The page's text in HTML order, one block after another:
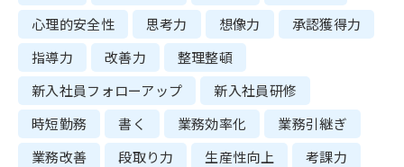
心理的安全性
思考力 想像力
承認獲得力
指導力
改善力
整理整頓
新入社員フォローアップ
新入社員研修
時短勤務
書く 業務効率化
業務引継ぎ
業務改善
段取り力 生産性向上
考課力